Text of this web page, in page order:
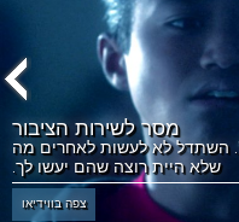
מסר לשירות הציבור
19. השתדל לא לעשות לאחרים מה
שלא היית רוצה שהם יעשו לך.
צפה בווידיאו